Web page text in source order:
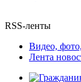
RSS-ленты
Видео,
Лента